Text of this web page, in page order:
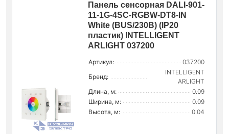
Панель сенсорная DALI-901-
11-1G-4SC-RGBW-DT8-IN
White (BUS/230В) (IP20
пластик) INTELLIGENT
ARLIGHT 037200
Артикул:
037200
Бренд:
INTELLIGENT
ARLIGHT
Длина, м:
0.09
Ширина, м:
0.09
Высота, м:
0.04